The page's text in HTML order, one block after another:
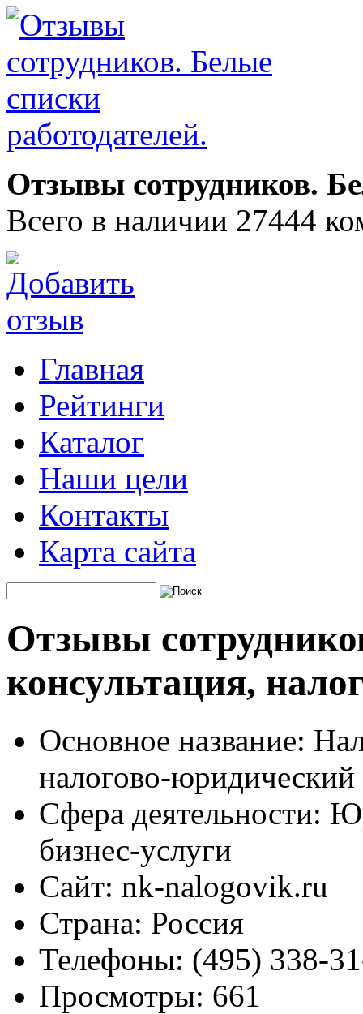
Отзывы сотрудников.
Всего в наличии 27444
Главная
Рейтинги
Каталог
Наши цели
Контакты
Карта сайта
Отзывы
консультация,
Основное название:
налогово-юридический
Сфера деятельности:
бизнес-услуги
Сайт: nk-nalogovik.ru
Страна: Россия
Телефоны: (495) 338-
Просмотры: 661